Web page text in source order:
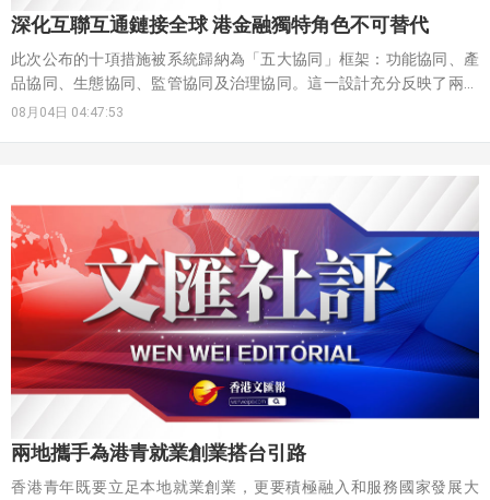
深化互聯互通鏈接全球 港金融獨特角色不可替代
此次公布的十項措施被系統歸納為「五大協同」框架：功能協同、產
品協同、生態協同、監管協同及治理協同。這一設計充分反映了兩地
監管機構的戰略遠見，不是簡單地推出零散措施，而是通過有機聯
08月04日 04:47:53
兩地攜手為港青就業創業搭台引路
香港青年既要立足本地就業創業，更要積極融入和服務國家發展大